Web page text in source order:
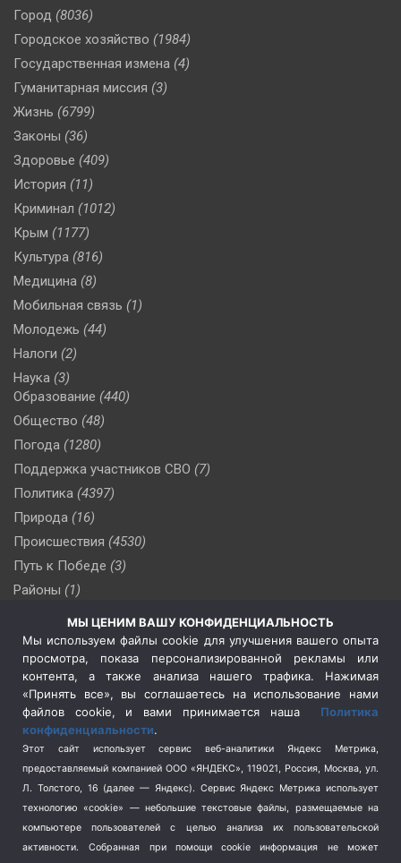
Город (8036)
Городское хозяйство (1984)
Государственная измена (4)
Гуманитарная миссия (3)
Жизнь (6799)
Законы (36)
Здоровье (409)
История (11)
Криминал (1012)
Крым (1177)
Культура (816)
Медицина (8)
Мобильная связь (1)
Молодежь (44)
Налоги (2)
Наука (3)
Образование (440)
Общество (48)
Погода (1280)
Поддержка участников СВО (7)
Политика (4397)
Природа (16)
Происшествия (4530)
Путь к Победе (3)
Районы (1)
(510)
Сельское хозяйство (3)
Социальная политика
(3)
Спецоперация в Украине
Спецоперация на Украине
(404)
Спорт (740)
Терроризм (1)
Транспорт (262)
Туризм (178)
Флот (76)
МЫ ЦЕНИМ ВАШУ КОНФИДЕНЦИАЛЬНОСТЬ
Мы используем файлы cookie для улучшения вашего опыта
просмотра, показа персонализированной рекламы или
контента, а также анализа нашего трафика. Нажимая
«Принять все», вы соглашаетесь на использование нами
файлов cookie, и вами принимается наша Политика
конфиденциальности.
Этот сайт использует сервис веб-аналитики Яндекс Метрика,
предоставляемый компанией ООО «ЯНДЕКС», 119021, Россия, Москва, ул.
Л. Толстого, 16 (далее — Яндекс). Сервис Яндекс Метрика использует
технологию «cookie» — небольшие текстовые файлы, размещаемые на
компьютере пользователей с целью анализа их пользовательской
активности.
Собранная при помощи cookie информация не может